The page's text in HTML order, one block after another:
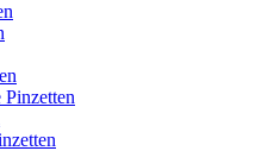
Pinzetten